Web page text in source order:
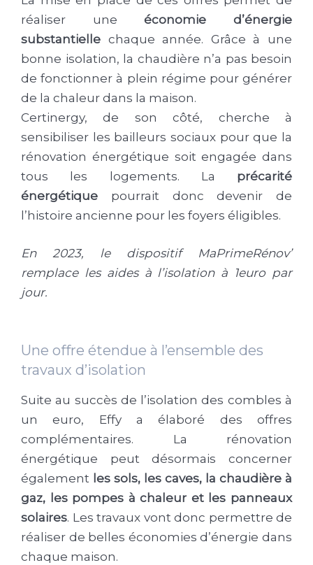
réaliser une économie d’énergie
substantielle chaque année. Grâce à une
bonne isolation, la chaudière n’a pas besoin
de fonctionner à plein régime pour générer
de la chaleur dans la maison.
Certinergy, de son côté, cherche à
sensibiliser les bailleurs sociaux pour que la
rénovation énergétique soit engagée dans
tous les logements. La précarité
énergétique pourrait donc devenir de
l’histoire ancienne pour les foyers éligibles.
En 2023, le dispositif MaPrimeRénov’
remplace les aides à l’isolation à 1euro par
jour.
Une offre étendue à l’ensemble des
travaux d’isolation
Suite au succès de l’isolation des combles à
un euro, Effy a élaboré des offres
complémentaires. La rénovation
énergétique peut désormais concerner
également les sols, les caves, la chaudière à
gaz, les pompes à chaleur et les panneaux
solaires. Les travaux vont donc permettre de
réaliser de belles économies d’énergie dans
chaque maison.